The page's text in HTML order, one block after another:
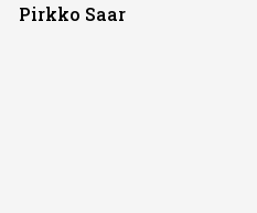
Pirkko Saar